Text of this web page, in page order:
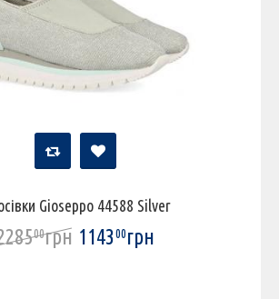
Gioseppo 44588 Silver
00грн 114300грн